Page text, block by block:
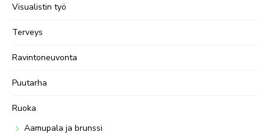
Visualistin työ
Terveys
Ravintoneuvonta
Puutarha
Ruoka
Aamupala ja brunssi